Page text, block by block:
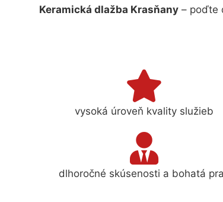
Keramická dlažba Krasňany – poďte
vysoká úroveň kvality služieb
dlhoročné skúsenosti a bohatá